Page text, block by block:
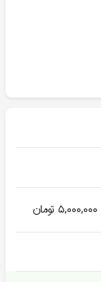
۵,۰۰۰,۰۰۰تومان